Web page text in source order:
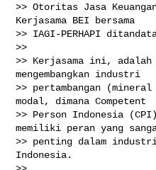
>> Otoritas Jasa
Kerjasama BEI bersama
>> IAGI-PERHAPI
>>
>> Kerjasama ini,
mengembangkan industri
>> pertambangan
modal, dimana Competent
>> Person Indonesia (CPI)
memiliki peran yang
>> penting dalam
Indonesia.